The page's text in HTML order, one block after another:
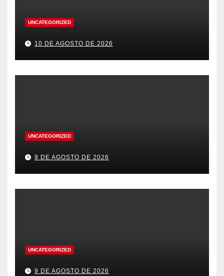
UNCATEGORIZED
10 DE AGOSTO DE 2026
UNCATEGORIZED
9 DE AGOSTO DE 2026
UNCATEGORIZED
9 DE AGOSTO DE 2026